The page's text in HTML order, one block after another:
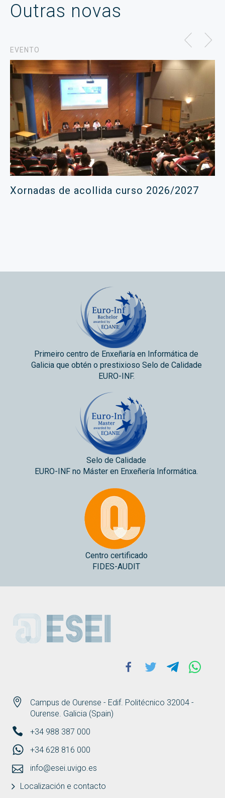
Outras novas
EVENTO
Xornadas de acollida curso 2026/2027
Primeiro centro de Enxeñaría en Informática de
Galicia que obtén o prestixioso Selo de Calidade
EURO-INF.
Selo de Calidade
EURO-INF no Máster en Enxeñería Informática.
Centro certificado
FIDES-AUDIT
ESEI
Campus de Ourense - Edif. Politécnico 32004 -
Ourense. Galicia (Spain)
+34 988 387 000
+34 628 816 000
info@esei.uvigo.es
Localización e contacto
Facebook
Twitter Telegram